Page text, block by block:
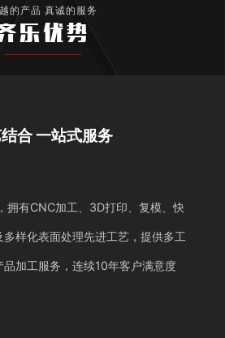
的产品 真诚的服务
乐优势
合 一站式服务
拥有CNC加工、3D打印、复模、快
样化表面处理先进工艺，提供多工
加工服务，连续10年客户满意度